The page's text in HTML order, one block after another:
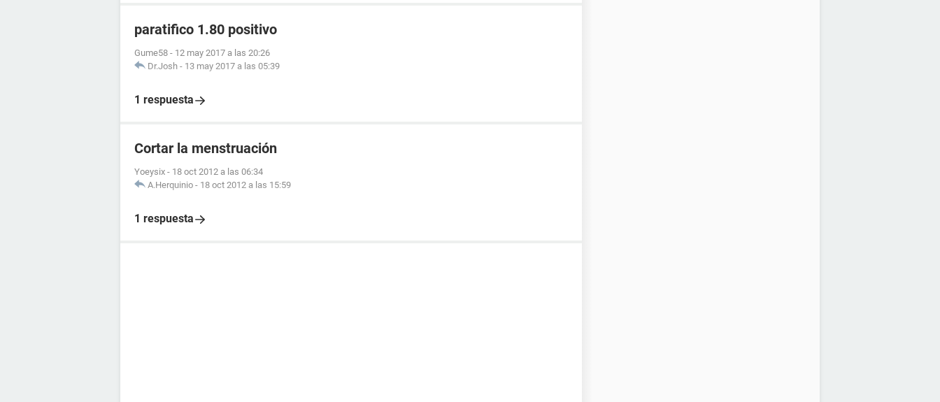
paratifico 1.80 positivo
Gume58 - 12 may 2017 a las 20:26
Dr.Josh - 13 may 2017 a las 05:39
1 respuesta
Cortar la menstruación
Yoeysix - 18 oct 2012 a las 06:34
A.Herquinio - 18 oct 2012 a las 15:59
1 respuesta